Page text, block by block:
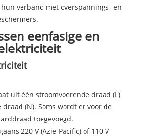
verband met overspannings- en
eenfasige en
uit één stroomvoerende draad (L)
(N). Soms wordt er voor de
toegevoegd.
220 V (Azië-Pacific) of 110 V